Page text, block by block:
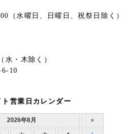
（水曜日、日曜日、祝祭日除く）
水・木除く）
6-10
ト営業日カレンダー